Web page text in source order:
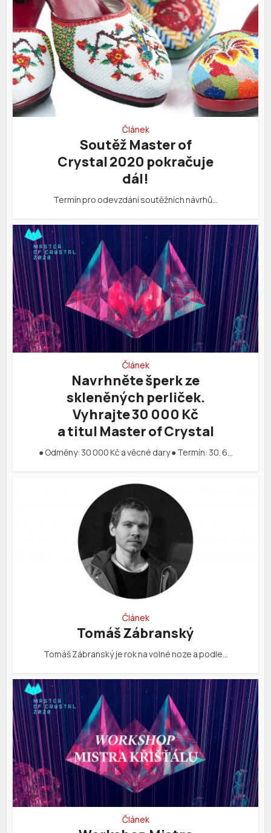
Článek
Soutěž Master of
Crystal 2020 pokračuje
dál!
Termín pro odevzdání soutěžních návrhů…
Článek
Navrhněte šperk ze
skleněných perliček.
Vyhrajte 30 000 Kč
a titul Master of Crystal
● Odměny: 30 000 Kč a věcné dary ● Termín: 30. 6…
Článek
Tomáš Zábranský
Tomáš Zábranský je rok na volné noze a podle…
Článek